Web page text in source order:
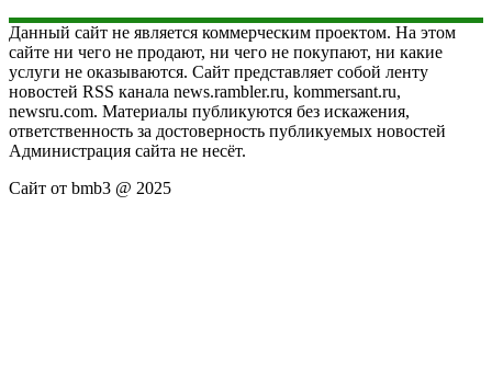
Данный сайт не является коммерческим проектом. На этом
сайте ни чего не продают, ни чего не покупают, ни какие
услуги не оказываются. Сайт представляет собой ленту
новостей RSS канала news.rambler.ru, kommersant.ru,
newsru.com. Материалы публикуются без искажения,
ответственность за достоверность публикуемых новостей
Администрация сайта не несёт.
Сайт от bmb3 @ 2025